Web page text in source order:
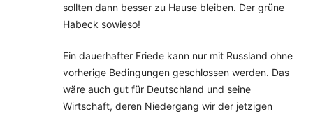
sollten dann besser zu Hause bleiben. Der grüne
Habeck sowieso!
Ein dauerhafter Friede kann nur mit Russland ohne
vorherige Bedingungen geschlossen werden. Das
wäre auch gut für Deutschland und seine
Wirtschaft, deren Niedergang wir der jetzigen